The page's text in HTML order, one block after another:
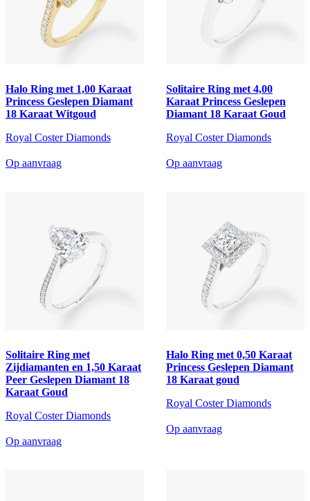
Halo Ring met 1,00 Karaat
Princess Geslepen Diamant
18 Karaat Witgoud
Royal Coster Diamonds
Op aanvraag
Solitaire Ring met 4,00
Karaat Princess Geslepen
Diamant 18 Karaat Goud
Royal Coster Diamonds
Op aanvraag
Solitaire Ring met
Zijdiamanten en 1,50 Karaat
Peer Geslepen Diamant 18
Karaat Goud
Royal Coster Diamonds
Op aanvraag
Halo Ring met 0,50 Karaat
Princess Geslepen Diamant
18 Karaat goud
Royal Coster Diamonds
Op aanvraag